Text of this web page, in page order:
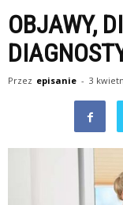
OBJAWY,
Przez episanie - 3